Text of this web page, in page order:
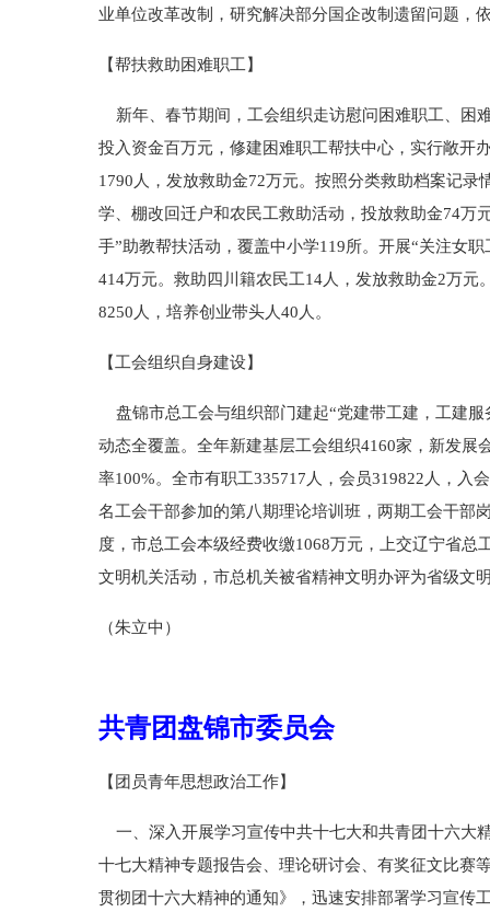
业单位改革改制，研究解决部分国企改制遗留问题，
【帮扶救助困难职工】
新年、春节期间，工会组织走访慰问困难职工、困
投入资金百万元，修建困难职工帮扶中心，实行敞开
1790人，发放救助金72万元。按照分类救助档案记
学、棚改回迁户和农民工救助活动，投放救助金74万
手”助教帮扶活动，覆盖中小学119所。开展“关注女
414万元。救助四川籍农民工14人，发放救助金2万
8250人，培养创业带头人40人。
【工会组织自身建设】
盘锦市总工会与组织部门建起“党建带工建，工建服
动态全覆盖。全年新建基层工会组织4160家，新发展
率100%。全市有职工335717人，会员319822人，入
名工会干部参加的第八期理论培训班，两期工会干部
度，市总工会本级经费收缴1068万元，上交辽宁省
文明机关活动，市总机关被省精神文明办评为省级文
（朱立中）
共青团盘锦市委员会
【团员青年思想政治工作】
一、深入开展学习宣传中共十七大和共青团十六大
十七大精神专题报告会、理论研讨会、有奖征文比赛
贯彻团十六大精神的通知》，迅速安排部署学习宣传